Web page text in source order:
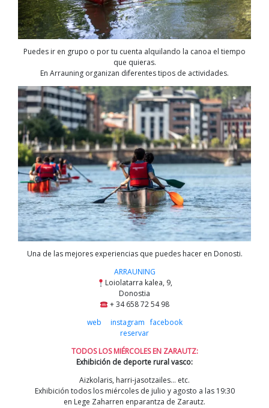
Puedes ir en grupo o por tu cuenta alquilando la canoa el tiempo
que quieras.
En Arrauning organizan diferentes tipos de actividades.
Una de las mejores experiencias que puedes hacer en Donosti.
ARRAUNING
Loiolatarra kalea, 9,
Donostia
+ 34 658 72 54 98
web
instagram facebook
reservar
TODOS LOS MIÉRCOLES EN ZARAUTZ:
Exhibición de deporte rural vasco:
Aizkolaris, harri-jasotzailes… etc.
Exhibición todos los miércoles de julio y agosto a las 19:30
en Lege Zaharren enparantza de Zarautz.